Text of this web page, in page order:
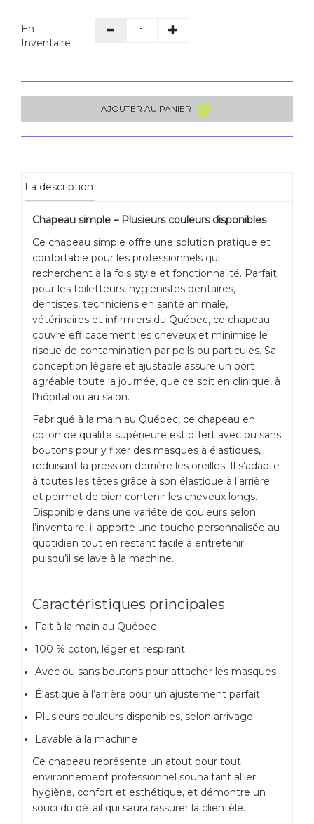
En
Inventaire
:
AJOUTER AU PANIER
La description
Chapeau simple – Plusieurs couleurs disponibles
Ce chapeau simple offre une solution pratique et
confortable pour les professionnels qui
recherchent à la fois style et fonctionnalité. Parfait
pour les toiletteurs, hygiénistes dentaires,
dentistes, techniciens en santé animale,
vétérinaires et infirmiers du Québec, ce chapeau
couvre efficacement les cheveux et minimise le
risque de contamination par poils ou particules. Sa
conception légère et ajustable assure un port
agréable toute la journée, que ce soit en clinique, à
l’hôpital ou au salon.
Fabriqué à la main au Québec, ce chapeau en
coton de qualité supérieure est offert avec ou sans
boutons pour y fixer des masques à élastiques,
réduisant la pression derrière les oreilles. Il s’adapte
à toutes les têtes grâce à son élastique à l’arrière
et permet de bien contenir les cheveux longs.
Disponible dans une variété de couleurs selon
l’inventaire, il apporte une touche personnalisée au
quotidien tout en restant facile à entretenir
puisqu’il se lave à la machine.
Caractéristiques principales
Fait à la main au Québec
100 % coton, léger et respirant
Avec ou sans boutons pour attacher les masques
Élastique à l’arrière pour un ajustement parfait
Plusieurs couleurs disponibles, selon arrivage
Lavable à la machine
Ce chapeau représente un atout pour tout
environnement professionnel souhaitant allier
hygiène, confort et esthétique, et démontre un
souci du détail qui saura rassurer la clientèle.